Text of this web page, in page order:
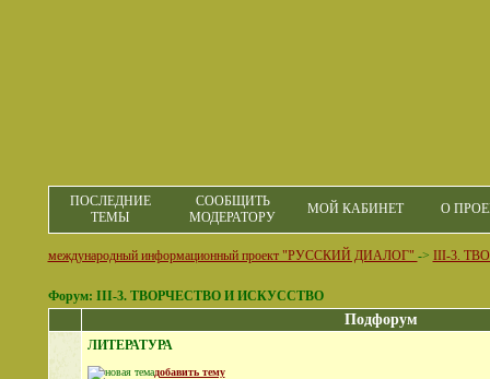
ПОСЛЕДНИЕ
ТЕМЫ
СООБЩИТЬ
МОДЕРАТОРУ
МОЙ КАБИНЕТ О
международный информационный проект "РУССКИЙ ДИАЛОГ" -> III-3.
Форум: III-3. ТВОРЧЕСТВО И ИСКУССТВО
Подфорум
ЛИТЕРАТУРА
добавить тему